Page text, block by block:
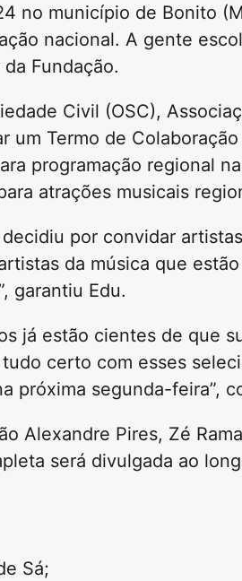
no município de Bonito
nacional. A gente
Fundação.
Civil (OSC),
Termo de
programação regional
atrações musicais
por convidar
da música que
garantiu Edu.
já estão cientes de que
certo com esses
próxima segunda-feira”,
Alexandre Pires, Zé
será divulgada ao
Sá;